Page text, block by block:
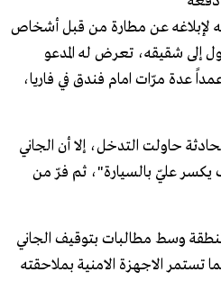
لإبلاغه عن مطارة من قبل أشخاص
إلى شقيقه، تعرض له المدعو
عدة مرّات امام فندق في فاريا،
حاولت التدخل، إلا أن الجاني
يكسر عليّ بالسيارة"، ثم فرّ من
وسط مطالبات بتوقيف الجاني
تستمر الاجهزة الامنية بملاحقته